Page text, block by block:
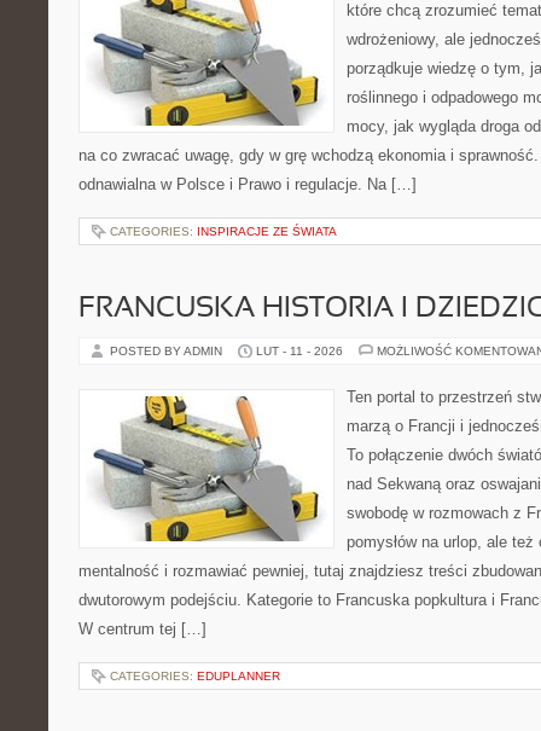
które chcą zrozumieć
wdrożeniowy, ale
porządkuje wiedzę o tym,
roślinnego i odpadowego
mocy, jak wygląda droga
na co zwracać uwagę, gdy w grę wchodzą ekonomia i
odnawialna w Polsce i Prawo i regulacje. Na […]
CATEGORIES: INSPIRACJE ZE ŚWIATA
FRANCUSKA HISTORIA I
POSTED BY ADMIN LUT - 11 - 2026 MOŻLIWOŚĆ
Ten portal to przestrzeń
marzą o Francji i
To połączenie dwóch
nad Sekwaną oraz
swobodę w rozmowach z
pomysłów na urlop, ale
mentalność i rozmawiać pewniej, tutaj znajdziesz treści
dwutorowym podejściu. Kategorie to Francuska popkultura i
W centrum tej […]
CATEGORIES: EDUPLANNER